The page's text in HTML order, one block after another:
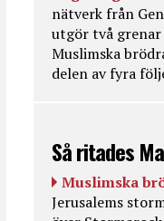
nätverk från
utgör två grenar
Muslimska
delen av fyra
Så ritades
Muslimska
Jerusalems